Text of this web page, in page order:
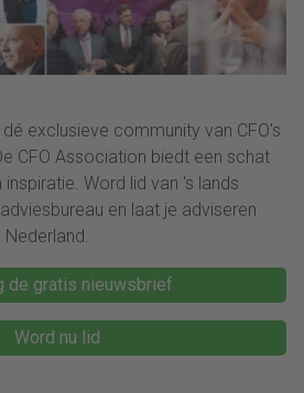
exclusieve community van CFO's
CFO Association biedt een schat
Word lid van ‘s lands
en laat je adviseren
de gratis nieuwsbrief
Word nu lid